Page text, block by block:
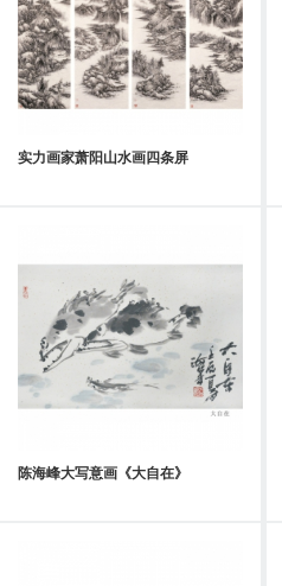
实力画家萧阳山水画四条屏
陈海峰大写意画《大自在》